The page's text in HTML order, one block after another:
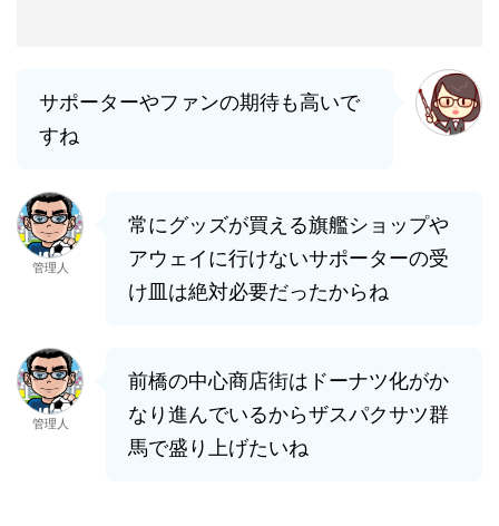
サポーターやファンの期待も高いで
すね
管理人
常にグッズが買える旗艦ショップや
アウェイに行けないサポーターの受
け皿は絶対必要だったからね
管理人
前橋の中心商店街はドーナツ化がか
なり進んでいるからザスパクサツ群
馬で盛り上げたいね